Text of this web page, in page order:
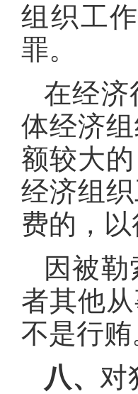
组织工
罪。
在经济
体经济
额较大
经济组
费的，以
因被
者其他
不是行贿
八、 对